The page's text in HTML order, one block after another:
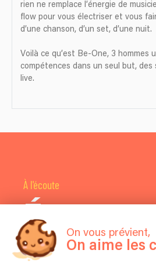
rien ne remplace l’énergie de
flow pour vous électriser et vous
d’une chanson, d’un set, d’une nuit.
Voilà ce qu’est Be-One, 3 hommes
compétences dans un seul but,
live.
À l'écoute
Écoutez
quelques
On vous prévient,
On aime les